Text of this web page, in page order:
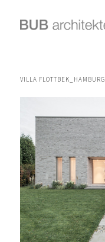
VILLA FLOTTBEK_HAMBURG